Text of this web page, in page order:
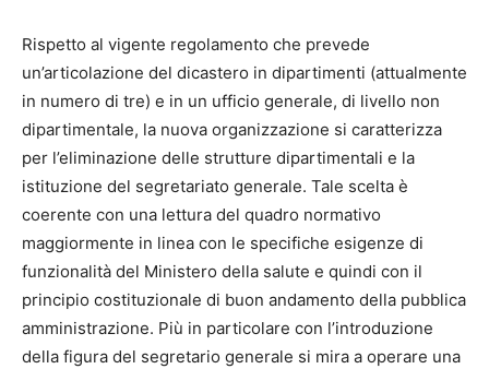
Rispetto al vigente regolamento che prevede
un’articolazione del dicastero in dipartimenti (attualmente
in numero di tre) e in un ufficio generale, di livello non
dipartimentale, la nuova organizzazione si caratterizza
per l’eliminazione delle strutture dipartimentali e la
istituzione del segretariato generale. Tale scelta è
coerente con una lettura del quadro normativo
maggiormente in linea con le specifiche esigenze di
funzionalità del Ministero della salute e quindi con il
principio costituzionale di buon andamento della pubblica
amministrazione. Più in particolare con l’introduzione
della figura del segretario generale si mira a operare una